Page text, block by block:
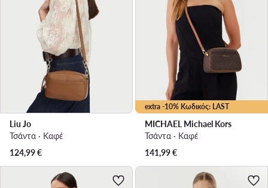
Liu Jo
Τσάντα · Καφέ
124,99€
extra -10% Κωδικός: LAST
MICHAEL Michael Kors
Τσάντα · Καφέ
141,99€